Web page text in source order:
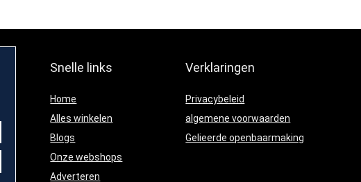
Snelle links
Home
Alles winkelen
Blogs
Onze webshops
Adverteren
Verklaringen
Privacybeleid
algemene voorwaarden
Gelieerde openbaarmaking